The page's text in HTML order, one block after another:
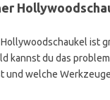
ist
kannst du das
und welche